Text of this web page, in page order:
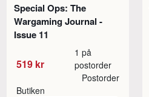
Special Ops: The
Wargaming Journal -
Issue 11
519 kr
1 på
postorder
Butiken
Postorder